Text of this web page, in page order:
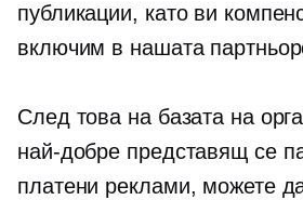
публикации, като ви
включим в нашата
След това на базата на
най-добре представящ се
платени реклами, можете